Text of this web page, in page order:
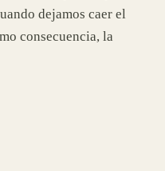
dejamos caer el
consecuencia, la